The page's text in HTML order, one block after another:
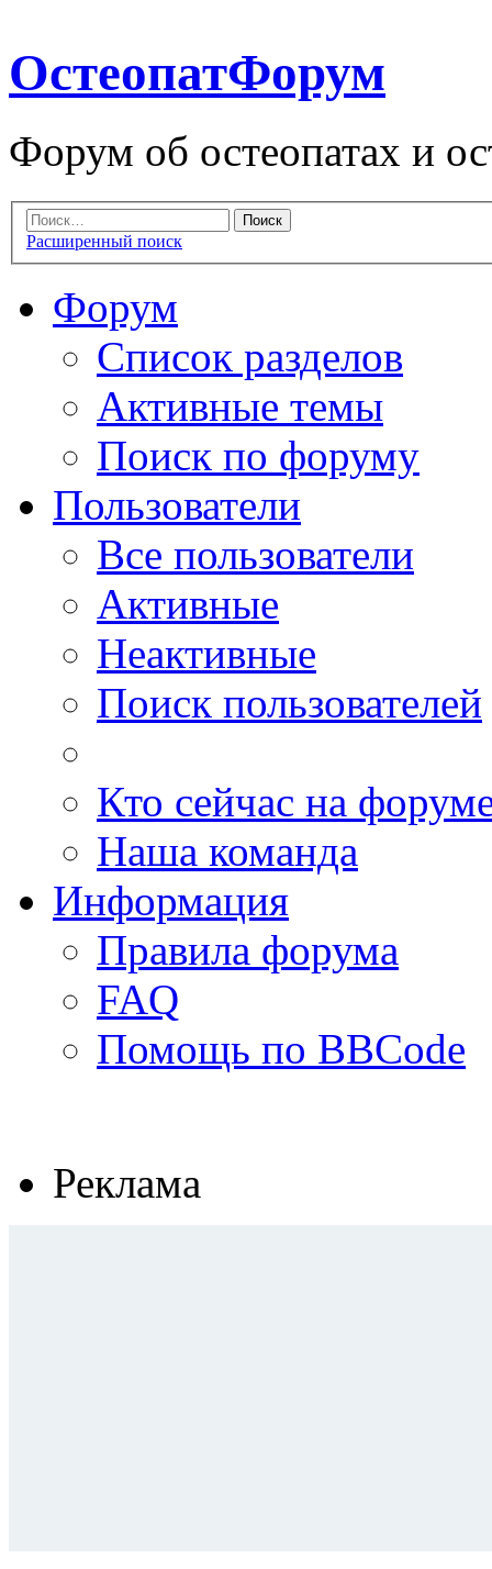
ОстеопатФорум
Форум об остеопатах и
Расширенный поиск
Форум
Список разделов
Активные темы
Поиск по форуму
Пользователи
Все пользователи
Активные
Неактивные
Поиск пользователей
Кто сейчас на
Наша команда
Информация
Правила форума
FAQ
Помощь по BBCode
Реклама